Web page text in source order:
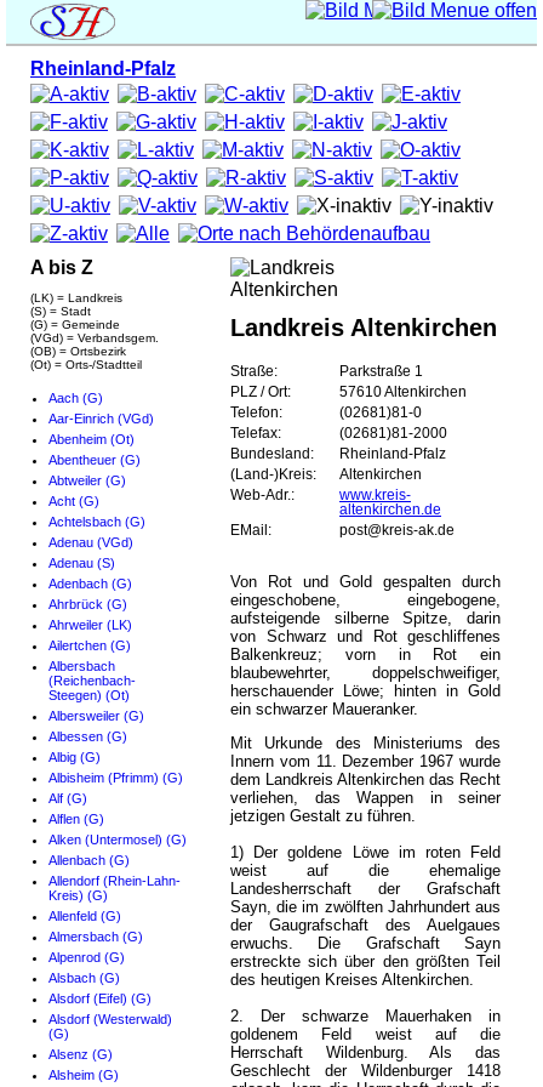
Rheinland-Pfalz
A bis Z
(LK) = Landkreis
(S) = Stadt
(G) = Gemeinde
(VGd) = Verbandsgem.
(OB) = Ortsbezirk
(Ot) = Orts-/Stadtteil
Aach (G)
Aar-Einrich (VGd)
Abenheim (Ot)
Abentheuer (G)
Abtweiler (G)
Acht (G)
Achtelsbach (G)
Adenau (VGd)
Adenau (S)
Adenbach (G)
Ahrbrück (G)
Ahrweiler (LK)
Ailertchen (G)
Albersbach
(Reichenbach-
Steegen) (Ot)
Albersweiler (G)
Albessen (G)
Albig (G)
Albisheim (Pfrimm) (G)
Alf (G)
Alflen (G)
Alken (Untermosel) (G)
Allenbach (G)
Allendorf (Rhein-Lahn-
Kreis) (G)
Allenfeld (G)
Almersbach (G)
Alpenrod (G)
Alsbach (G)
Alsdorf (Eifel) (G)
Alsdorf (Westerwald)
(G)
Alsenz (G)
Alsheim (G)
Landkreis Altenkirchen
Straße:
Parkstraße 1
PLZ / Ort:
57610 Altenkirchen
Telefon:
(02681)81-0
Telefax:
(02681)81-2000
Bundesland:
Rheinland-Pfalz
(Land-)Kreis:
Altenkirchen
Web-Adr.:
www.kreis-
altenkirchen.de
EMail:
post@kreis-ak.de
Von Rot und Gold gespalten durch
eingeschobene, eingebogene,
aufsteigende silberne Spitze, darin
von Schwarz und Rot geschliffenes
Balkenkreuz; vorn in Rot ein
blaubewehrter, doppelschweifiger,
herschauender Löwe; hinten in Gold
ein schwarzer Maueranker.
Mit Urkunde des Ministeriums des
Innern vom 11. Dezember 1967 wurde
dem Landkreis Altenkirchen das Recht
verliehen, das Wappen in seiner
jetzigen Gestalt zu führen.
1) Der goldene Löwe im roten Feld
weist auf die ehemalige
Landesherrschaft der Grafschaft
Sayn, die im zwölften Jahrhundert aus
der Gaugrafschaft des Auelgaues
erwuchs. Die Grafschaft Sayn
erstreckte sich über den größten Teil
des heutigen Kreises Altenkirchen.
2. Der schwarze Mauerhaken in
goldenem Feld weist auf die
Herrschaft Wildenburg. Als das
Geschlecht der Wildenburger 1418